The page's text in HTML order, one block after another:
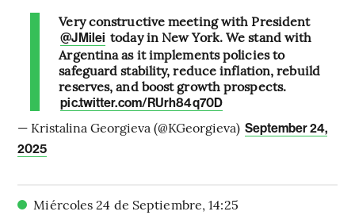
Very constructive meeting with President
@JMilei today in New York. We stand with
Argentina as it implements policies to
safeguard stability, reduce inflation, rebuild
reserves, and boost growth prospects.
pic.twitter.com/RUrh84q70D
— Kristalina Georgieva (@KGeorgieva) September 24,
2025
Miércoles 24 de Septiembre,14:25